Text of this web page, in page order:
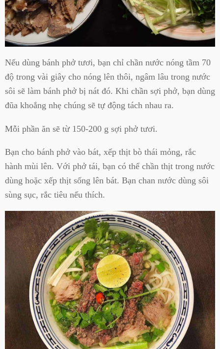
Nếu dùng bánh phở tươi, bạn chỉ chần nước nóng tầm 70
độ trong vài giây cho nóng lên thôi, ngâm lâu trong nước
sôi sẽ làm bánh phở bị nát đó. Khi chần sợi phở, bạn dùng
đũa khoắng nhẹ chúng sẽ tự động tách nhau ra.
Mỗi phần ăn sẽ từ 150-200 g sợi phở tươi.
Bạn cho bánh phở vào bát, xếp thịt bò thái mỏng, rắc
hành mùi lên. Với phở tái, bạn có thể chần thịt trong nước
dùng hoặc xếp thịt sống lên bát. Bạn chan nước dùng sôi
sùng sục, rắc tiêu nếu thích.